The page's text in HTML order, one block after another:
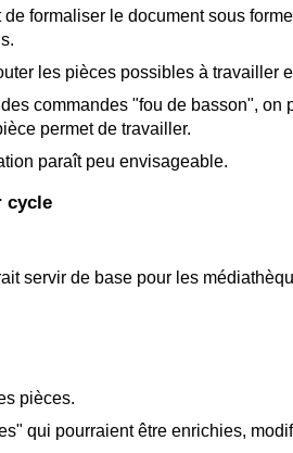
de formaliser le document sous
les pièces possibles à travailler
commandes "fou de basson",
permet de travailler.
paraît peu envisageable.
cycle
servir de base pour les
pièces.
qui pourraient être enrichies,